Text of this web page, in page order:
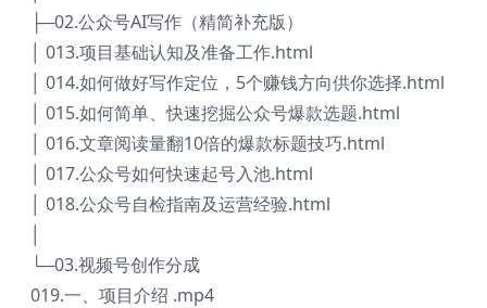
├─02.公众号AI写作（精简补充版）
│ 013.项目基础认知及准备工作.html
│ 014.如何做好写作定位，5个赚钱方向供你选择.html
│ 015.如何简单、快速挖掘公众号爆款选题.html
│ 016.文章阅读量翻10倍的爆款标题技巧.html
│ 017.公众号如何快速起号入池.html
│ 018.公众号自检指南及运营经验.html
└─03.视频号创作分成
019.一、项目介绍 .mp4